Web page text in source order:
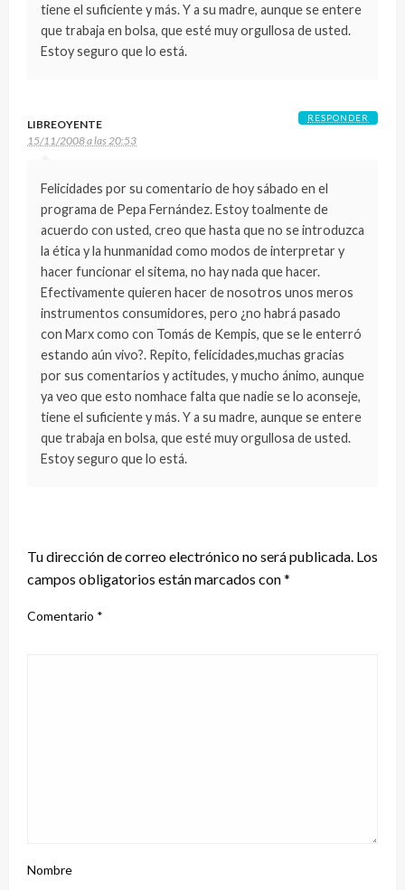
tiene el suficiente y más. Y a su madre, aunque se entere
que trabaja en bolsa, que esté muy orgullosa de usted.
Estoy seguro que lo está.
LIBREOYENTE
15/11/2008 a las 20:53
Felicidades por su comentario de hoy sábado en el
programa de Pepa Fernández. Estoy toalmente de
acuerdo con usted, creo que hasta que no se introduzca
la ética y la hunmanidad como modos de interpretar y
hacer funcionar el sitema, no hay nada que hacer.
Efectivamente quieren hacer de nosotros unos meros
instrumentos consumidores, pero ¿no habrá pasado
con Marx como con Tomás de Kempis, que se le enterró
estando aún vivo?. Repito, felicidades,muchas gracias
por sus comentarios y actitudes, y mucho ánimo, aunque
ya veo que esto nomhace falta que nadie se lo aconseje,
tiene el suficiente y más. Y a su madre, aunque se entere
que trabaja en bolsa, que esté muy orgullosa de usted.
Estoy seguro que lo está.
RESPONDER
Tu dirección de correo electrónico no será publicada. Los
campos obligatorios están marcados con*
Comentario *
Nombre